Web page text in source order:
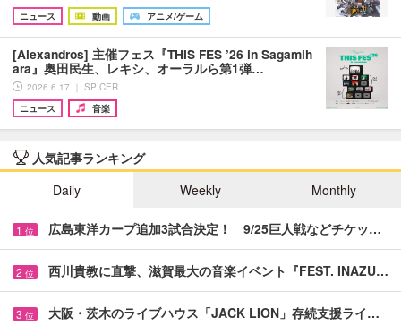
ニュース
動画 アニメ/ゲーム
[Alexandros] 主催フェス『THIS FES ’26 in Sagamih
ara』奥田民生、レキシ、オーラルら第1弾…
2026.6.17 ｜ SPICER
ニュース
音楽
人気記事ランキング
Daily
Weekly Monthly
1 位 広島東洋カープ追加3試合決定！ 9/25巨人戦などチケッ…
2 位 西川貴教に直撃、滋賀最大の音楽イベント『FEST. INAZU…
3 位 大阪・茨木のライブハウス「JACK LION」存続支援ライ…